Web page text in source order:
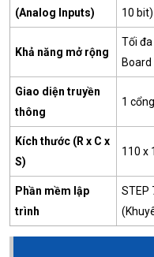
(Analog Inputs)
10 bit)
Khả năng mở rộng
Tối
Giao diện truyền
thông
1
Kích thước (R x C x
S)
110 x
Phần mềm lập
trình
STEP